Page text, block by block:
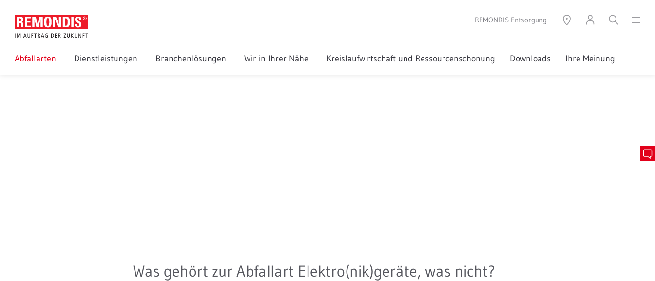
REMONDIS Entsorgung
Abfallarten Dienstleistungen Branchenlösungen Wir in Ihrer Nähe Kreislaufwirtschaft und Ressourcenschonung Downloads Ihre Meinung
Was gehört zur Abfallart Elektro(nik)geräte, was nicht?